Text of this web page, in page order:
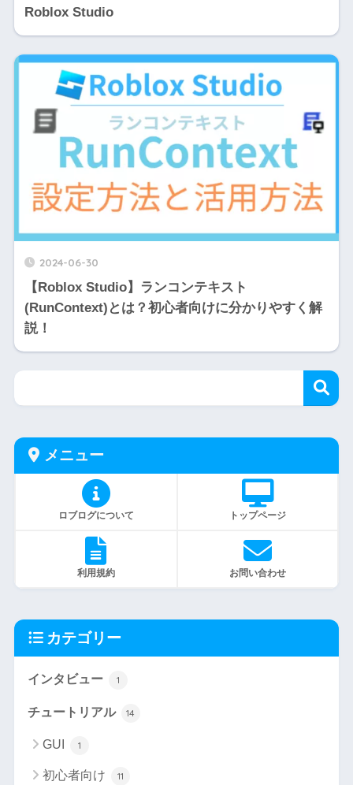
Roblox Studio
2024-06-30
【Roblox Studio】ランコンテキスト
(RunContext)とは？初心者向けに分かりやすく解
説！
メニュー
ロブログについて トップページ
利用規約 お問い合わせ
カテゴリー
インタビュー 1
チュートリアル 14
GUI 1
初心者向け 11